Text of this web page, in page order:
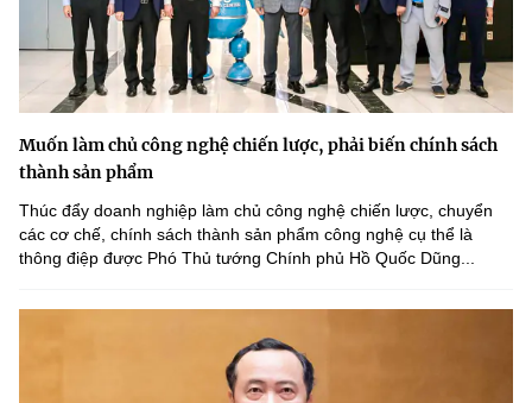
Muốn làm chủ công nghệ chiến lược, phải biến chính sách
thành sản phẩm
Thúc đẩy doanh nghiệp làm chủ công nghệ chiến lược, chuyển
các cơ chế, chính sách thành sản phẩm công nghệ cụ thể là
thông điệp được Phó Thủ tướng Chính phủ Hồ Quốc Dũng...